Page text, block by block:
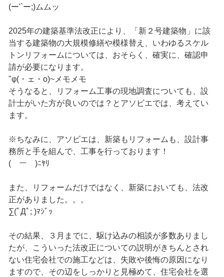
(ー'`ー;)ムムッ
2025年の建築基準法改正により、「新２号建築物」に該
当する建築物の大規模修繕や模様替え、いわゆるスケル
トンリフォームについては、おそらく、確実に、確認申
請が必要になります。
"φ(・ェ・o)~メモメモ
そうなると、リフォーム工事の現地調査についても、設
計士がいた方が良いのでは？とアソビエでは、考えてい
ます。
※ちなみに、アソビエは、新築もリフォームも、設計事
務所と手を組んで、工事を行っております！
(￣ー￣)ﾆﾔﾘ
また、リフォームだけではなく、新築においても、法改
正がありました。。。
∑(ﾟДﾟ; )ﾏｼﾞｯ
その結果、３月までに、駆け込みの相談が多数ありまし
たが、こういった法改正についての説明がきちんとされ
ない住宅会社での施工などは、失敗や後悔の原因になり
ますので、その辺をしっかりと見極めて、住宅会社を選